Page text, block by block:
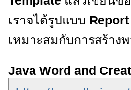
เราจได้รูปแบบ
เหมาะสมกับการสร้าง
Java Word and